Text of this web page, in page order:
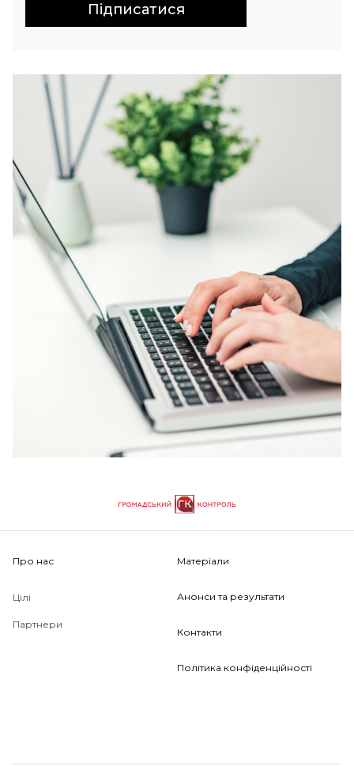
Підписатися
Про нас
Цілі
Партнери
Матеріали
Анонси та результати
Контакти
Політика конфіденційності